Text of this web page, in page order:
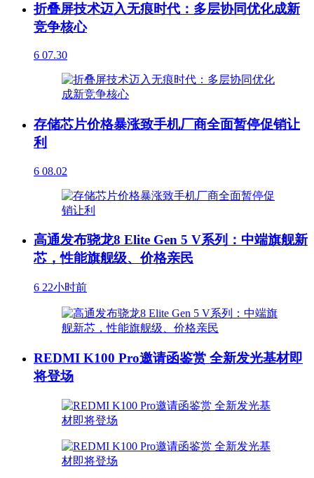
折叠屏技术迈入无痕时代：多层协同优化成新
竞争核心
6 07.30
存储芯片价格暴涨致手机厂商全面暂停促销让
利
6 08.02
高通发布骁龙8 Elite Gen 5 V系列：中端旗舰新
芯，性能旗舰级、价格亲民
6 22小时前
REDMI K100 Pro邀请函鉴赏 全新发光基材即
将登场